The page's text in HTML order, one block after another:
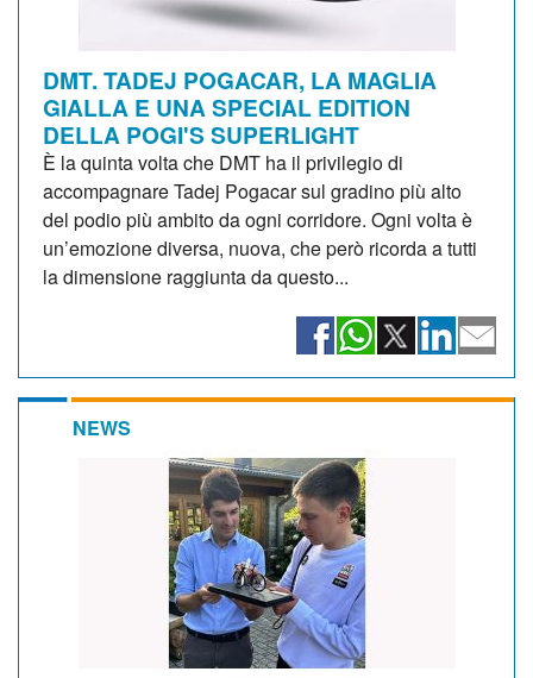
DMT. TADEJ POGACAR, LA MAGLIA
GIALLA E UNA SPECIAL EDITION
DELLA POGI'S SUPERLIGHT
È la quinta volta che DMT ha il privilegio di
accompagnare Tadej Pogacar sul gradino più alto
del podio più ambito da ogni corridore. Ogni volta è
un’emozione diversa, nuova, che però ricorda a tutti
la dimensione raggiunta da questo...
NEWS